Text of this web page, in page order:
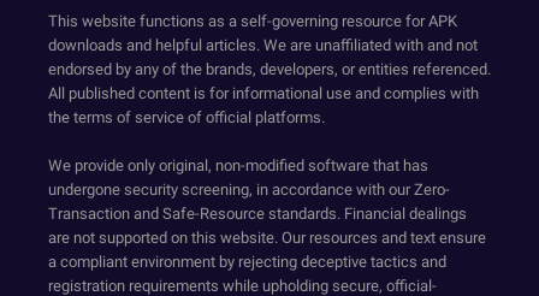
This website functions as a self-governing resource for APK
downloads and helpful articles. We are unaffiliated with and not
endorsed by any of the brands, developers, or entities referenced.
All published content is for informational use and complies with
the terms of service of official platforms.
We provide only original, non-modified software that has
undergone security screening, in accordance with our Zero-
Transaction and Safe-Resource standards. Financial dealings
are not supported on this website. Our resources and text ensure
a compliant environment by rejecting deceptive tactics and
registration requirements while upholding secure, official-